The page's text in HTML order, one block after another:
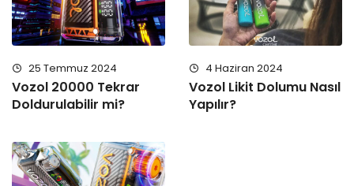
25 Temmuz 2024
Vozol 20000 Tekrar
Doldurulabilir mi?
4 Haziran 2024
Vozol Likit Dolumu Nasıl
Yapılır?